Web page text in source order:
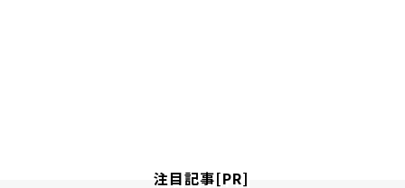
注目記事[PR]